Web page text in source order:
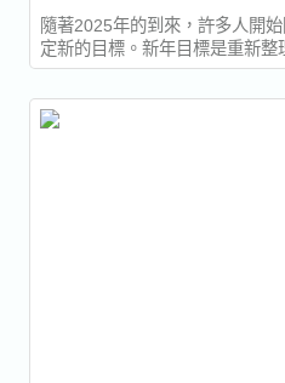
隨著2025年的到來，許多人開
定新的目標。新年目標是重新整
的好方法，無論是在職業生涯
面。作為亞洲領先的人資顧問
目標的重要性，這不僅有助於個